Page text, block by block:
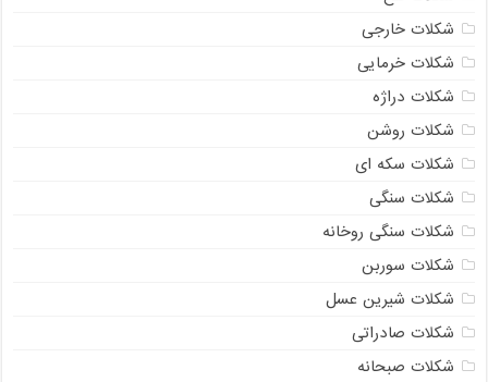
شکلات خارجی
شکلات خرمایی
شکلات دراژه
شکلات روشن
شکلات سکه ای
شکلات سنگی
شکلات سنگی روخانه
شکلات سوربن
شکلات شیرین عسل
شکلات صادراتی
شکلات صبحانه